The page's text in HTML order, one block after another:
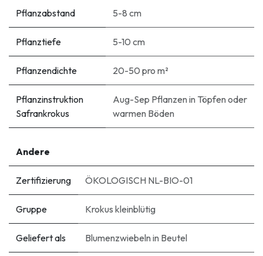
Pflanzabstand 5-8 cm
Pflanztiefe 5-10 cm
Pflanzendichte 20-50 pro m²
Pflanzinstruktion
Safrankrokus
Aug-Sep Pflanzen in Töpfen oder
warmen Böden
Andere
Zertifizierung ÖKOLOGISCH NL-BIO-01
Gruppe Krokus kleinblütig
Geliefert als Blumenzwiebeln in Beutel